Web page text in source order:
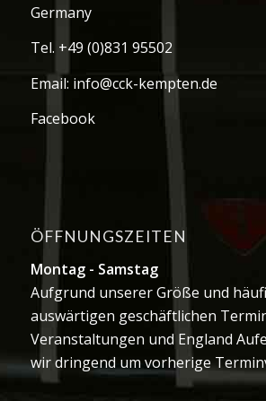
Germany
Tel. +49 (0)831 95502
Email: info@cck-kempten.de
Facebook
ÖFFNUNGSZEITEN
Montag - Samstag
Aufgrund unserer Größe und
auswärtigen geschäftlichen
Veranstaltungen und England
wir dringend um vorherige